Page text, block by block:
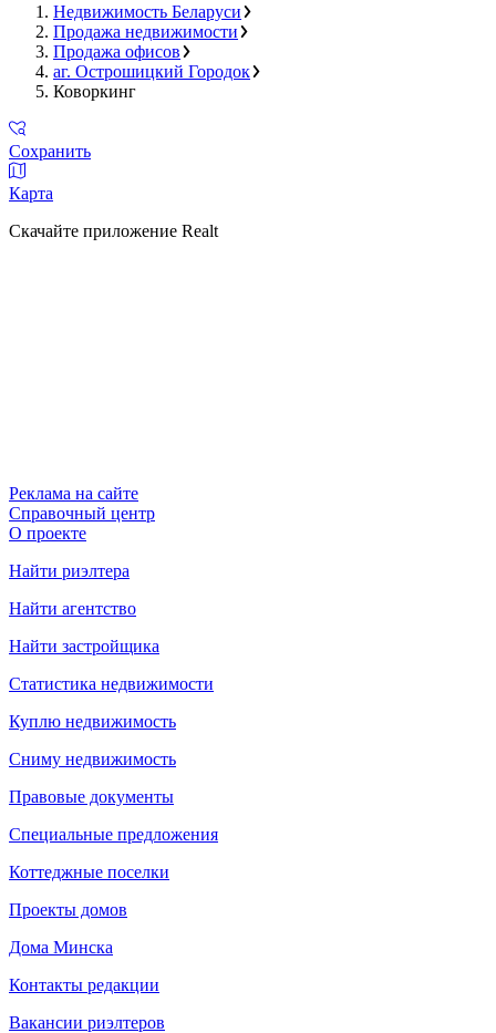
Недвижимость Беларуси
Продажа недвижимости
Продажа офисов
аг. Острошицкий Городок
Коворкинг
Сохранить
Карта
Скачайте приложение Realt
Реклама на сайте
Справочный центр
О проекте
Найти риэлтера
Найти агентство
Найти застройщика
Статистика недвижимости
Куплю недвижимость
Сниму недвижимость
Правовые документы
Специальные предложения
Коттеджные поселки
Проекты домов
Дома Минска
Контакты редакции
Вакансии риэлтеров